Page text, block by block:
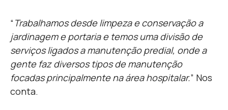
“Trabalhamos desde limpeza e conservação a
jardinagem e portaria e temos uma divisão de
serviços ligados a manutenção predial, onde a
gente faz diversos tipos de manutenção
focadas principalmente na área hospitalar.” Nos
conta.